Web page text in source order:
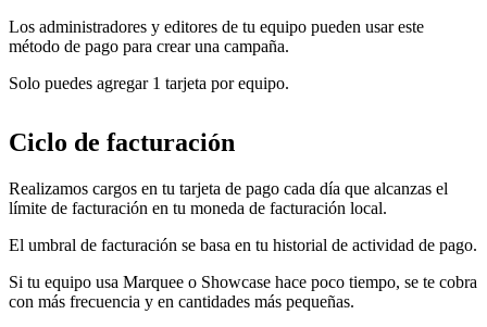
Los administradores y editores de tu equipo pueden usar este
método de pago para crear una campaña.
Solo puedes agregar 1 tarjeta por equipo.
Ciclo de facturación
Realizamos cargos en tu tarjeta de pago cada día que alcanzas el
límite de facturación en tu moneda de facturación local.
El umbral de facturación se basa en tu historial de actividad de pago.
Si tu equipo usa Marquee o Showcase hace poco tiempo, se te cobra
con más frecuencia y en cantidades más pequeñas.